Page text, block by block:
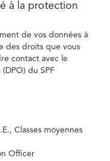
à la protection
de vos données à
des droits que vous
contact avec le
du SPF
Classes moyennes
Officer